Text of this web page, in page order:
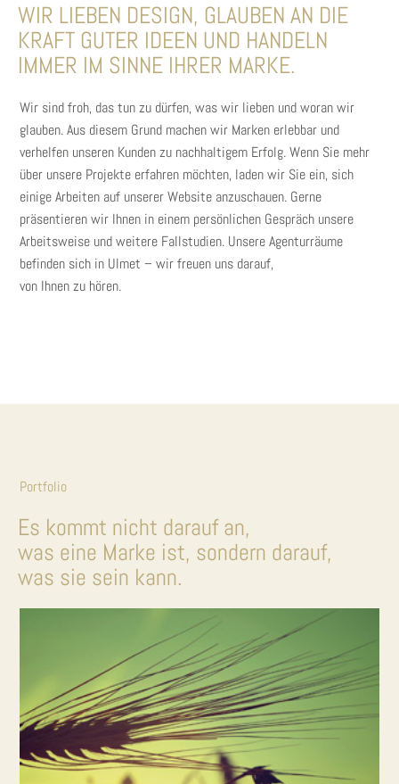
WIR LIEBEN DESIGN, GLAUBEN AN DIE
KRAFT GUTER IDEEN UND HANDELN
IMMER IM SINNE IHRER MARKE.
Wir sind froh, das tun zu dürfen, was wir lieben und woran wir
glauben. Aus diesem Grund machen wir Marken erlebbar und
verhelfen unseren Kunden zu nachhaltigem Erfolg. Wenn Sie mehr
über unsere Projekte erfahren möchten, laden wir Sie ein, sich
einige Arbeiten auf unserer Website anzuschauen. Gerne
präsentieren wir Ihnen in einem persönlichen Gespräch unsere
Arbeitsweise und weitere Fallstudien. Unsere Agenturräume
befinden sich in Ulmet – wir freuen uns darauf,
von Ihnen zu hören.
Portfolio
Es kommt nicht darauf an,
was eine Marke ist, sondern darauf,
was sie sein kann.